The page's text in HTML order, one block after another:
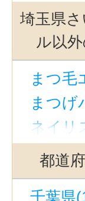
埼玉県
ル以
まつ毛
まつげ
ネイリ
まつ
都道
千葉県